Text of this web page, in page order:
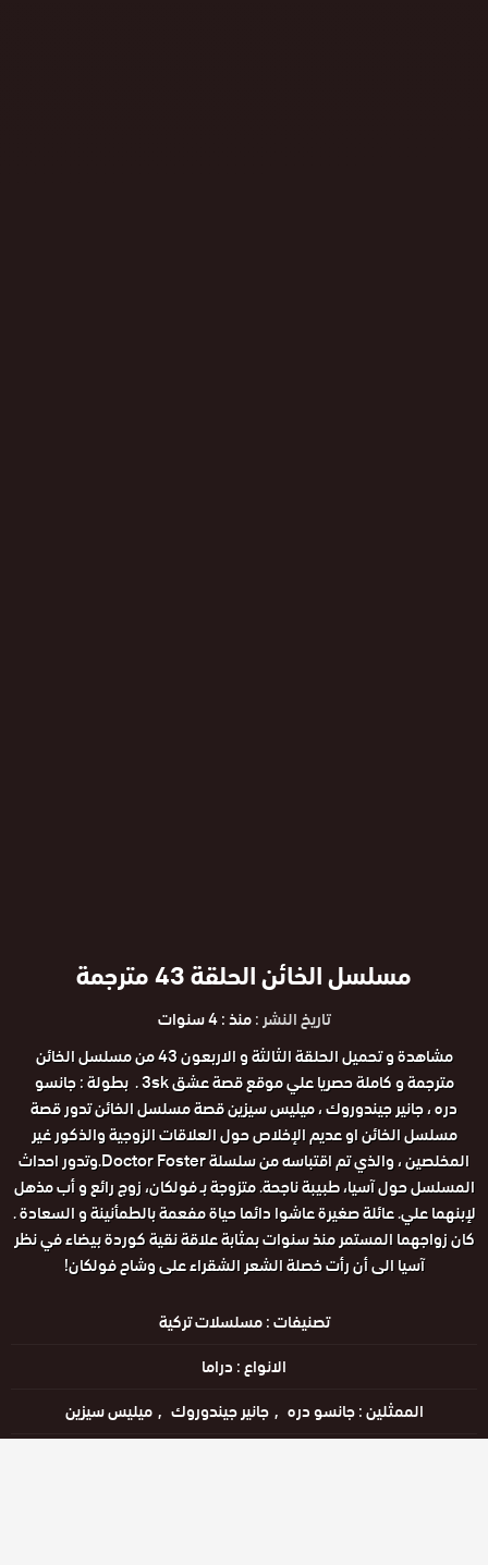
مسلسل الخائن الحلقة 43 مترجمة
تاريخ النشر :منذ : 4 سنوات
مشاهدة و تحميل الحلقة الثالثة و الاربعون 43 من مسلسل الخائن
مترجمة و كاملة حصريا علي موقع قصة عشق 3sk . بطولة : جانسو
دره ، جانير جيندوروك ، ميليس سيزين قصة مسلسل الخائن تدور قصة
مسلسل الخائن او عديم الإخلاص حول العلاقات الزوجية والذكور غير
المخلصين ، والذي تم اقتباسه من سلسلة Doctor Foster.وتدور احداث
المسلسل حول آسيا، طبيبة ناجحة. متزوجة بـ فولكان، زوج رائع و أب مذهل
لإبنهما علي. عائلة صغيرة عاشوا دائما حياة مفعمة بالطمأنينة و السعادة .
كان زواجهما المستمر منذ سنوات بمثابة علاقة نقية كوردة بيضاء في نظر
آسيا الى أن رأت خصلة الشعر الشقراء على وشاح فولكان!
تصنيفات :مسلسلات تركية
الانواع :دراما
الممثلين :جانسو دره جانير جيندوروك
ميليس سيزين